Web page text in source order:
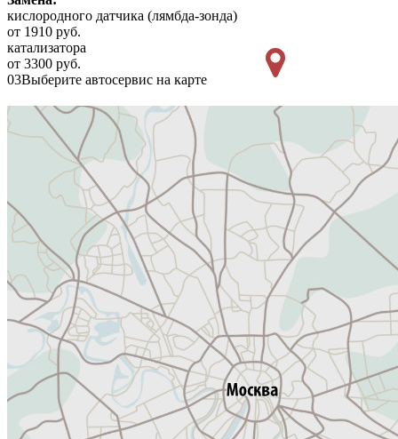
кислородного датчика (лямбда-зонда)
от 1910 руб.
катализатора
от 3300 руб.
03Выберите автосервис на карте